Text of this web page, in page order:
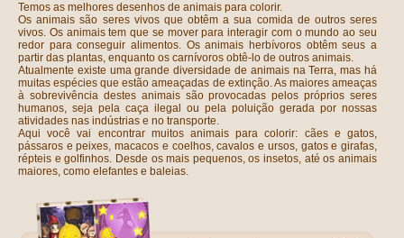
Temos as melhores desenhos de animais para colorir.
Os animais são seres vivos que obtêm a sua comida de outros seres
vivos. Os animais tem que se mover para interagir com o mundo ao seu
redor para conseguir alimentos. Os animais herbívoros obtêm seus a
partir das plantas, enquanto os carnívoros obtê-lo de outros animais.
Atualmente existe uma grande diversidade de animais na Terra, mas há
muitas espécies que estão ameaçadas de extinção. As maiores ameaças
à sobrevivência destes animais são provocadas pelos próprios seres
humanos, seja pela caça ilegal ou pela poluição gerada por nossas
atividades nas indústrias e no transporte.
Aqui você vai encontrar muitos animais para colorir: cães e gatos,
pássaros e peixes, macacos e coelhos, cavalos e ursos, gatos e girafas,
répteis e golfinhos. Desde os mais pequenos, os insetos, até os animais
maiores, como elefantes e baleias.